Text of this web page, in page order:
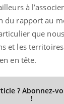
à
du rapport au
que
et les
en tête.
? Abonnez-
!